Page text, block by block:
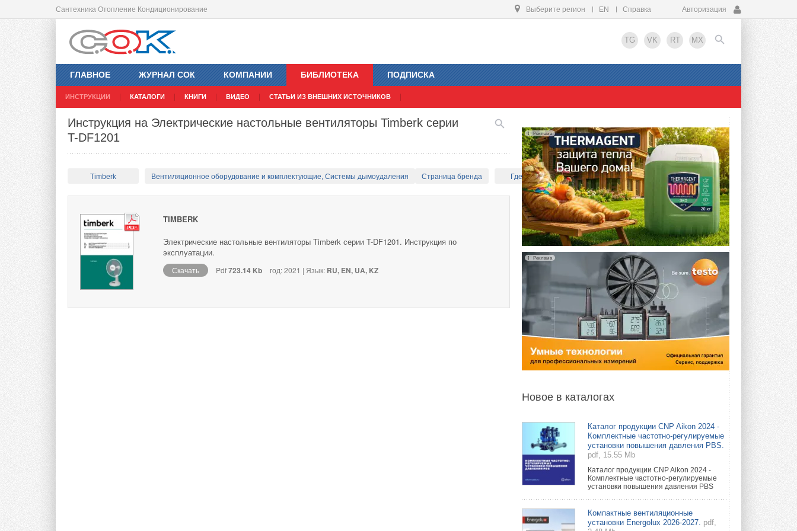
Сантехника Отопление Кондиционирование Выберите регион EN Справка Авторизация
TG VK RT MX
ГЛАВНОЕ ЖУРНАЛ СОК КОМПАНИИ БИБЛИОТЕКА
ИНСТРУКЦИИ КАТАЛОГИ КНИГИ ВИДЕО СТАТЬИ ИЗ ВНЕШНИХ ИСТОЧНИКОВ
ПОДПИСКА
EN
Инструкция на Электрические настольные вентиляторы Timberk серии
T-DF1201
Timberk Вентиляционное оборудование и комплектующие, Системы дымоудаления Страница бренда Где купить?
TIMBERK
Электрические настольные вентиляторы Timberk серии T-DF1201. Инструкция по
эксплуатации.
Скачать Pdf723.14 Kb год: 2021 | Язык: RU, EN, UA, KZ
Реклама
Реклама
Новое в каталогах
Каталог продукции CNP Aikon 2024 -
Комплектные частотно-регулируемые
установки повышения давления PBS.
pdf, 15.55 Mb
Каталог продукции CNP Aikon 2024 -
Комплектные частотно-регулируемые
установки повышения давления PBS
Компактные вентиляционные
установки Energolux 2026-2027. pdf,